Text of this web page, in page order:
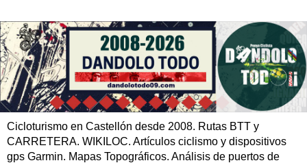
Cicloturismo en Castellón desde 2008. Rutas BTT y
CARRETERA. WIKILOC. Artículos ciclismo y dispositivos
gps Garmin. Mapas Topográficos. Análisis de puertos de